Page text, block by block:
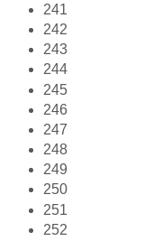
241
242
243
244
245
246
247
248
249
250
251
252